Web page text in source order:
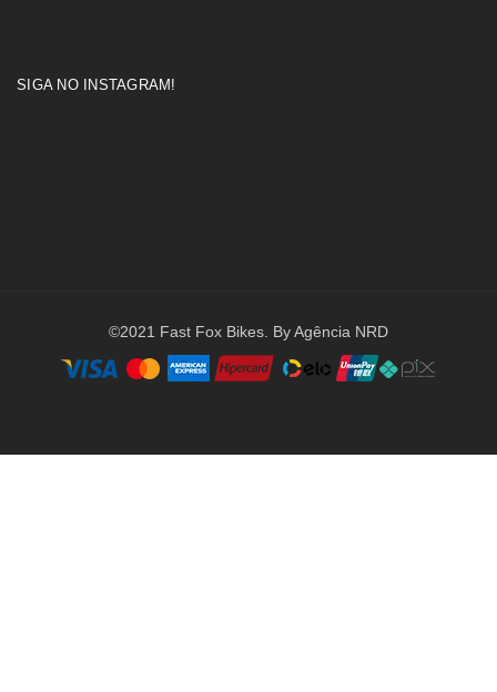
SIGA NO INSTAGRAM!
©2021 Fast Fox Bikes. By Agência NRD